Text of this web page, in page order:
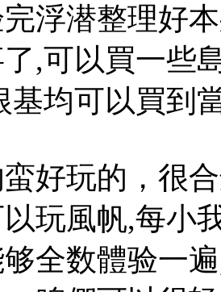
浮潜整理好
,可以買一些
基均可以買到
好玩的，很
玩風帆,每小
全数體验一